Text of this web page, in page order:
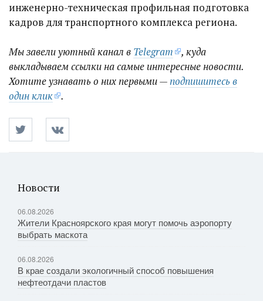
инженерно-техническая профильная подготовка
кадров для транспортного комплекса региона.
Мы завели уютный канал в Telegram
, куда
выкладываем ссылки на самые интересные новости.
Хотите узнавать о них первыми —подпишитесь в
один клик
.
Новости
06.08.2026
Жители Красноярского края могут помочь аэропорту
выбрать маскота
06.08.2026
В крае создали экологичный способ повышения
нефтеотдачи пластов